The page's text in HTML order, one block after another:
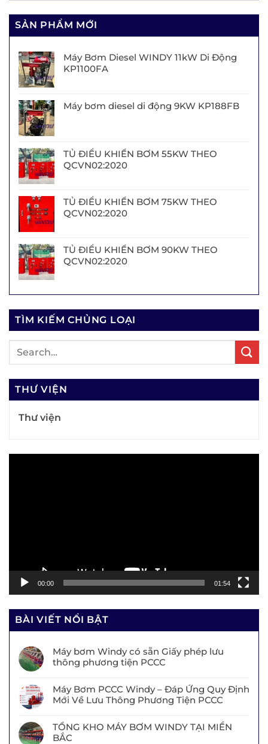
SẢN PHẨM MỚI
Máy Bơm Diesel WINDY 11kW Di Động
KP1100FA
Máy bơm diesel di động 9KW KP188FB
TỦ ĐIỀU KHIỂN BƠM 55KW THEO
QCVN02:2020
TỦ ĐIỀU KHIỂN BƠM 75KW THEO
QCVN02:2020
TỦ ĐIỀU KHIỂN BƠM 90KW THEO
QCVN02:2020
TÌM KIẾM CHỦNG LOẠI
THƯ VIỆN
Thư viện
00:00 01:54
BÀI VIẾT NỔI BẬT
Máy bơm Windy có sẵn Giấy phép lưu
thông phương tiện PCCC
Máy Bơm PCCC Windy – Đáp Ứng Quy Định
Mới Về Lưu Thông Phương Tiện PCCC
TỔNG KHO MÁY BƠM WINDY TẠI MIỀN
BẮC